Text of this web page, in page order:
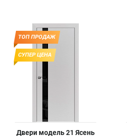
ТОП ПРОДАЖ
СУПЕР ЦЕНА
Двери модель 21 Ясень